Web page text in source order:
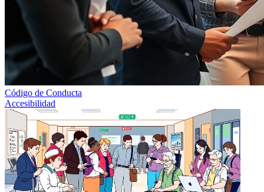
Código de Conducta
Accesibilidad